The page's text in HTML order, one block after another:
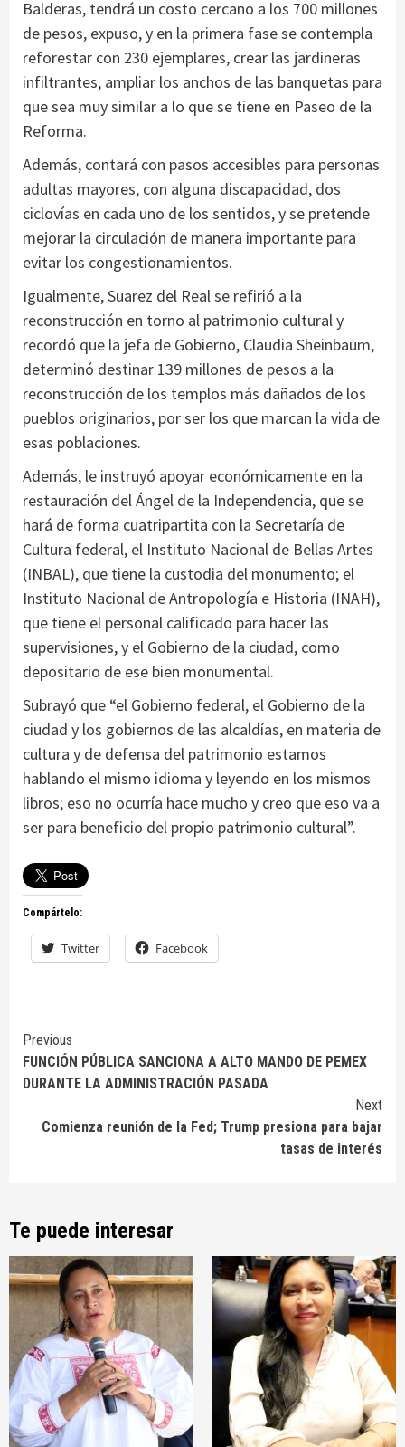
Balderas, tendrá un costo cercano a los 700 millones
de pesos, expuso, y en la primera fase se contempla
reforestar con 230 ejemplares, crear las jardineras
infiltrantes, ampliar los anchos de las banquetas para
que sea muy similar a lo que se tiene en Paseo de la
Reforma.
Además, contará con pasos accesibles para personas
adultas mayores, con alguna discapacidad, dos
ciclovías en cada uno de los sentidos, y se pretende
mejorar la circulación de manera importante para
evitar los congestionamientos.
Igualmente, Suarez del Real se refirió a la
reconstrucción en torno al patrimonio cultural y
recordó que la jefa de Gobierno, Claudia Sheinbaum,
determinó destinar 139 millones de pesos a la
reconstrucción de los templos más dañados de los
pueblos originarios, por ser los que marcan la vida de
esas poblaciones.
Además, le instruyó apoyar económicamente en la
restauración del Ángel de la Independencia, que se
hará de forma cuatripartita con la Secretaría de
Cultura federal, el Instituto Nacional de Bellas Artes
(INBAL), que tiene la custodia del monumento; el
Instituto Nacional de Antropología e Historia (INAH),
que tiene el personal calificado para hacer las
supervisiones, y el Gobierno de la ciudad, como
depositario de ese bien monumental.
Subrayó que “el Gobierno federal, el Gobierno de la
ciudad y los gobiernos de las alcaldías, en materia de
cultura y de defensa del patrimonio estamos
hablando el mismo idioma y leyendo en los mismos
libros; eso no ocurría hace mucho y creo que eso va a
ser para beneficio del propio patrimonio cultural”.
Compártelo:
Twitter Facebook
Continue
Reading
Previous
FUNCIÓN PÚBLICA SANCIONA A ALTO MANDO DE PEMEX
DURANTE LA ADMINISTRACIÓN PASADA
Next
Comienza reunión de la Fed; Trump presiona para bajar
tasas de interés
Te puede interesar